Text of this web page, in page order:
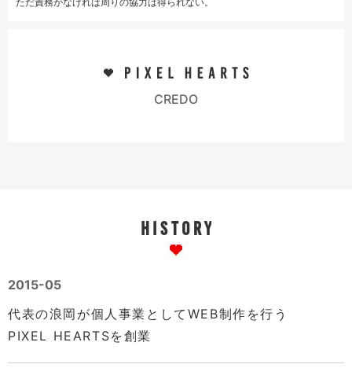
CREDO
H ST O RY
2015-05
代表の浪岡が個人事業としてWEB制作を行う
PIXEL HEARTSを創業